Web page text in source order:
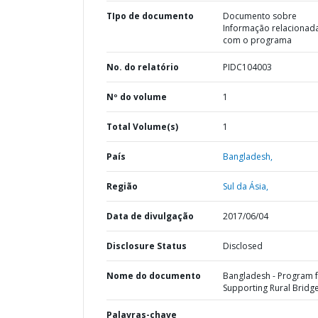
TIpo de documento
Documento sobre
Informação
com o programa
No. do relatório PIDC104003
Nº do volume 1
Total Volume(s) 1
País Bangladesh,
Região Sul da Ásia,
Data de divulgação 2017/06/04
Disclosure Status Disclosed
Nome do documento
Bangladesh - Program
Supporting Rural
Palavras-chave